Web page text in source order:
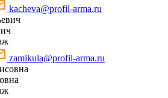
kacheva@profil-arma.ru
zamikula@profil-arma.ru